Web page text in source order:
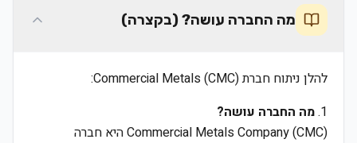
מה החברה עושה? (בקצרה)
להלן ניתוח חברת Commercial Metals (CMC):
1. מה החברה עושה?
Commercial Metals Company (CMC) היא חברה